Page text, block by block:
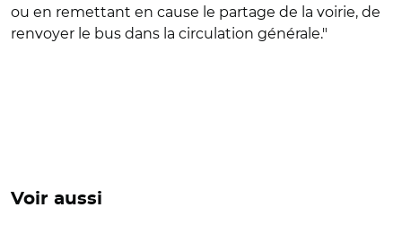
ou en remettant en cause le partage de la voirie, de
renvoyer le bus dans la circulation générale."
Voir aussi